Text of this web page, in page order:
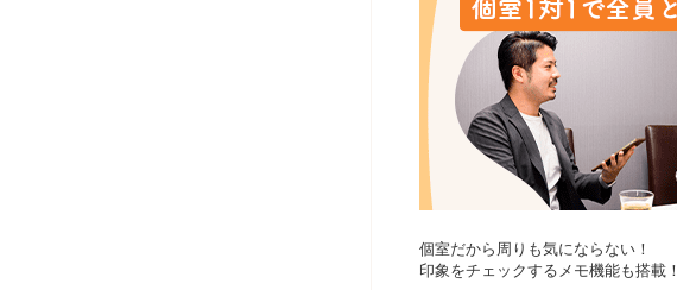
個室だから周りも気にならない！
印象をチェックするメモ機能も搭載！